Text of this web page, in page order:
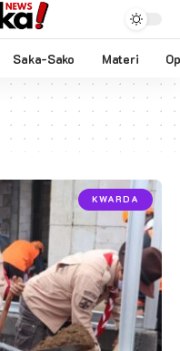
Saka-Sako Materi
KWARDA